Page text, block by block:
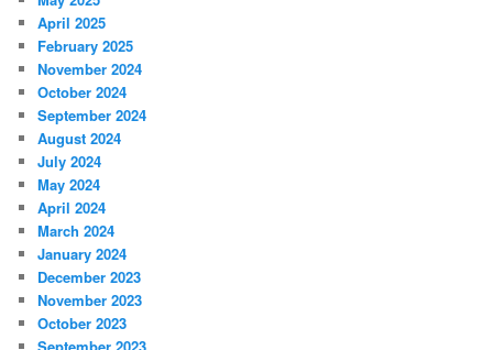
April 2025
February 2025
November 2024
October 2024
September 2024
August 2024
July 2024
May 2024
April 2024
March 2024
January 2024
December 2023
November 2023
October 2023